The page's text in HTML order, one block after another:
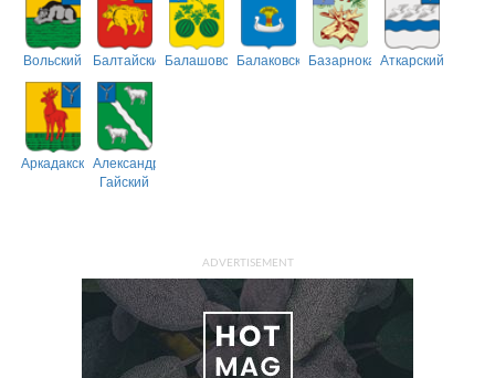
Вольский БалтайскийБалашовскийБалаковскийБазарнокарабулакский
Аткарский
АркадакскийАлександрово-
Гайский
ADVERTISEMENT